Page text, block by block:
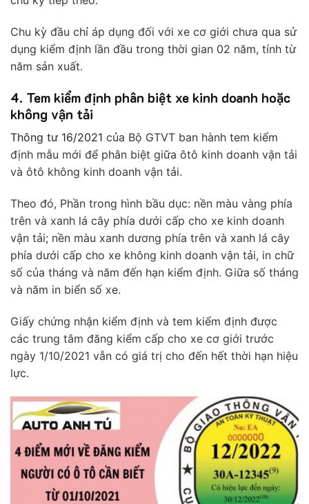
Chu kỳ đầu chỉ áp dụng đối với xe cơ giới chưa qua sử
dụng kiểm định lần đầu trong thời gian 02 năm, tính từ
năm sản xuất.
4. Tem kiểm định phân biệt xe kinh doanh hoặc
không vận tải
Thông tư 16/2021 của Bộ GTVT ban hành tem kiểm
định mẫu mới để phân biệt giữa ôtô kinh doanh vận tải
và ôtô không kinh doanh vận tải.
Theo đó, Phần trong hình bầu dục: nền màu vàng phía
trên và xanh lá cây phía dưới cấp cho xe kinh doanh
vận tải; nền màu xanh dương phía trên và xanh lá cây
phía dưới cấp cho xe không kinh doanh vận tải, in chữ
số của tháng và năm đến hạn kiểm định. Giữa số tháng
và năm in biển số xe.
Giấy chứng nhận kiểm định và tem kiểm định được
các trung tâm đăng kiểm cấp cho xe cơ giới trước
ngày 1/10/2021 vẫn có giá trị cho đến hết thời hạn hiệu
lực.